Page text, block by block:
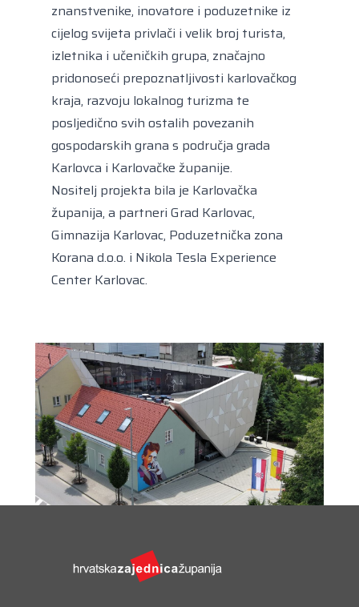
znanstvenike, inovatore i poduzetnike iz
cijelog svijeta privlači i velik broj turista,
izletnika i učeničkih grupa, značajno
pridonoseći prepoznatljivosti karlovačkog
kraja, razvoju lokalnog turizma te
posljedično svih ostalih povezanih
gospodarskih grana s područja grada
Karlovca i Karlovačke županije.
Nositelj projekta bila je Karlovačka
županija, a partneri Grad Karlovac,
Gimnazija Karlovac, Poduzetnička zona
Korana d.o.o. i Nikola Tesla Experience
Center Karlovac.